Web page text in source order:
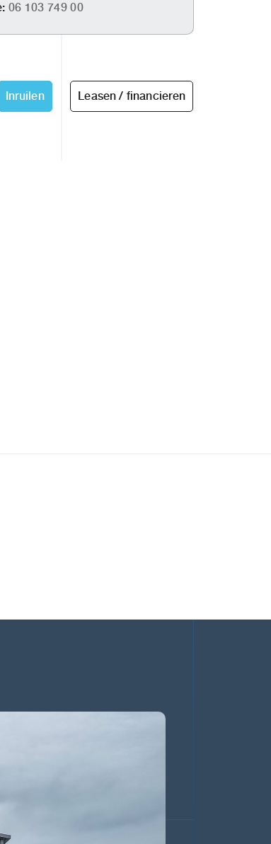
06 103 749 00
Inruilen Leasen / financieren